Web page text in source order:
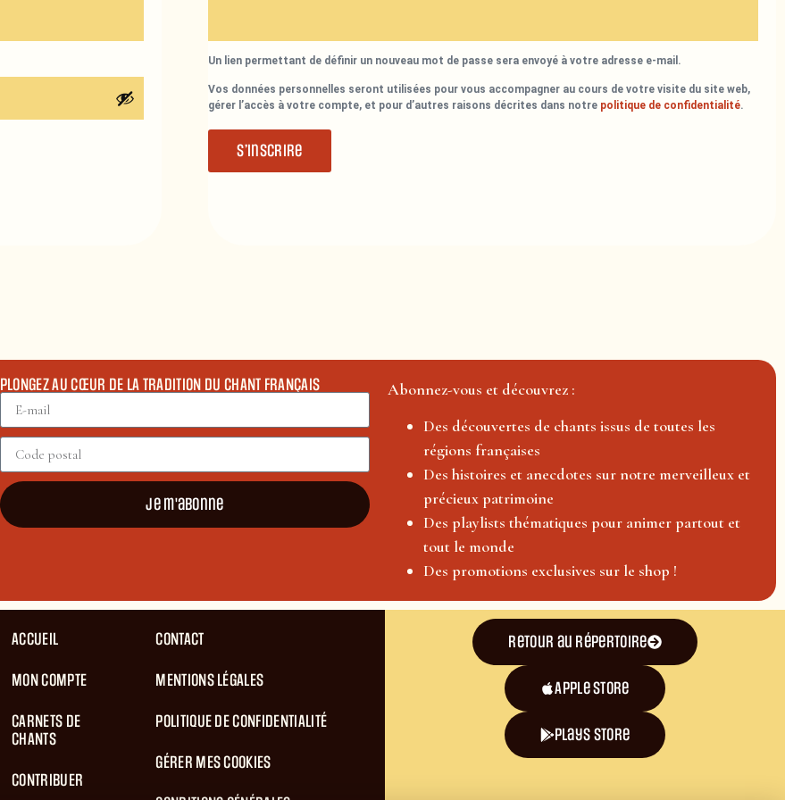
Un lien permettant de définir un nouveau mot de passe sera envoyé à votre adresse e-mail.
Vos données personnelles seront utilisées pour vous accompagner au cours de votre visite du site web,
gérer l’accès à votre compte, et pour d’autres raisons décrites dans notre politique de confidentialité.
S’inscrire
PLONGEZ AU CŒUR DE LA TRADITION DU CHANT FRANÇAIS
Je m'abonne
Abonnez-vous et découvrez :
Des découvertes de chants issus de toutes les
régions françaises
Des histoires et anecdotes sur notre merveilleux et
précieux patrimoine
Des playlists thématiques pour animer partout et
tout le monde
Des promotions exclusives sur le shop !
ACCUEIL
MON COMPTE
CARNETS DE
CHANTS
CONTRIBUER
CONTACT
MENTIONS LÉGALES
POLITIQUE DE CONFIDENTIALITÉ
GÉRER MES COOKIES
Retour au répertoire
Apple Store
plays store